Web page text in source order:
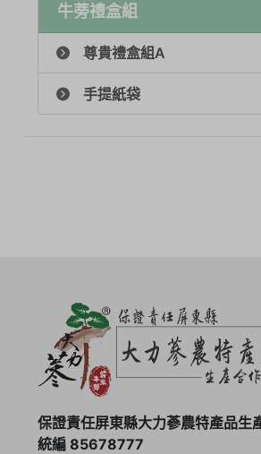
牛蒡禮盒組
尊貴禮盒組A
手提紙袋
保證責任屏東縣大力蔘農特產品生
統編 85678777